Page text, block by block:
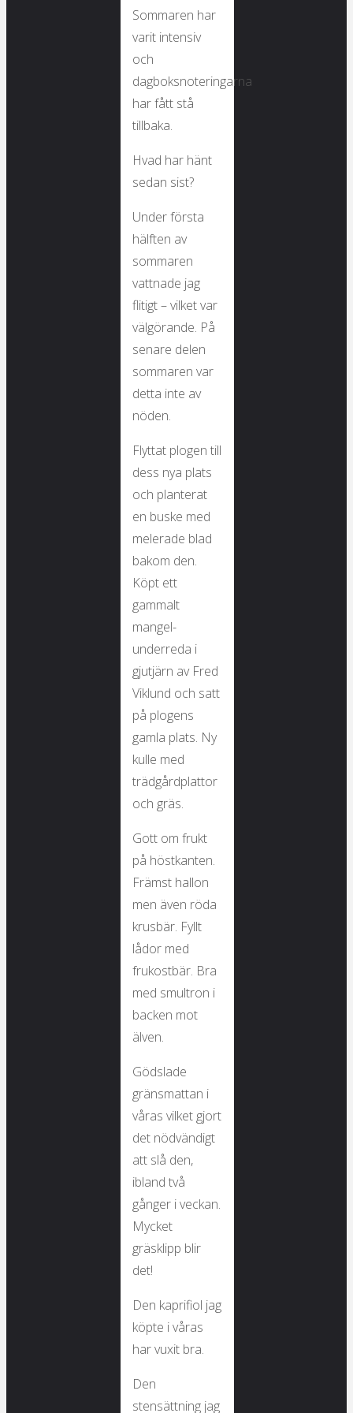
Sommaren har
varit intensiv
och
dagboksnoteringarna
har fått stå
tillbaka.
Hvad har hänt
sedan sist?
Under första
hälften av
sommaren
vattnade jag
flitigt – vilket var
välgörande. På
senare delen
sommaren var
detta inte av
nöden.
Flyttat plogen till
dess nya plats
och planterat
en buske med
melerade blad
bakom den.
Köpt ett
gammalt
mangel-
underreda i
gjutjärn av Fred
Viklund och satt
på plogens
gamla plats. Ny
kulle med
trädgårdplattor
och gräs.
Gott om frukt
på höstkanten.
Främst hallon
men även röda
krusbär. Fyllt
lådor med
frukostbär. Bra
med smultron i
backen mot
älven.
Gödslade
gränsmattan i
våras vilket gjort
det nödvändigt
att slå den,
ibland två
gånger i veckan.
Mycket
gräsklipp blir
det!
Den kaprifiol jag
köpte i våras
har vuxit bra.
Den
stensättning jag